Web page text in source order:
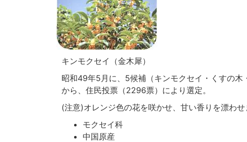
キンモクセイ（金木犀）
昭和49年5月に、5候補（キンモクセイ・くすの
から、住民投票（2296票）により選定。
(注意)オレンジ色の花を咲かせ、甘い香りを漂わせ
モクセイ科
中国原産